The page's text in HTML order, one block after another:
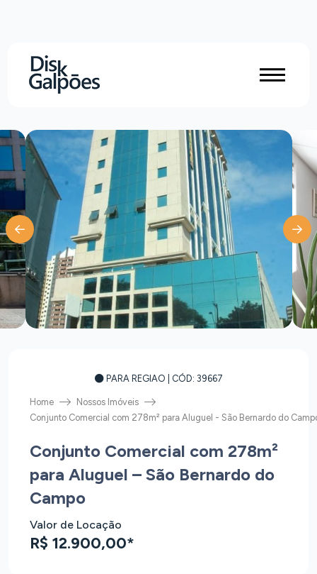
PARA REGIAO | CÓD: 39667
Home
Nossos Imóveis
Conjunto Comercial com 278m² para Aluguel - São Bernardo do
Conjunto Comercial com 278m²
para Aluguel – São Bernardo do
Campo
Valor de Locação
R$ 12.900,00*